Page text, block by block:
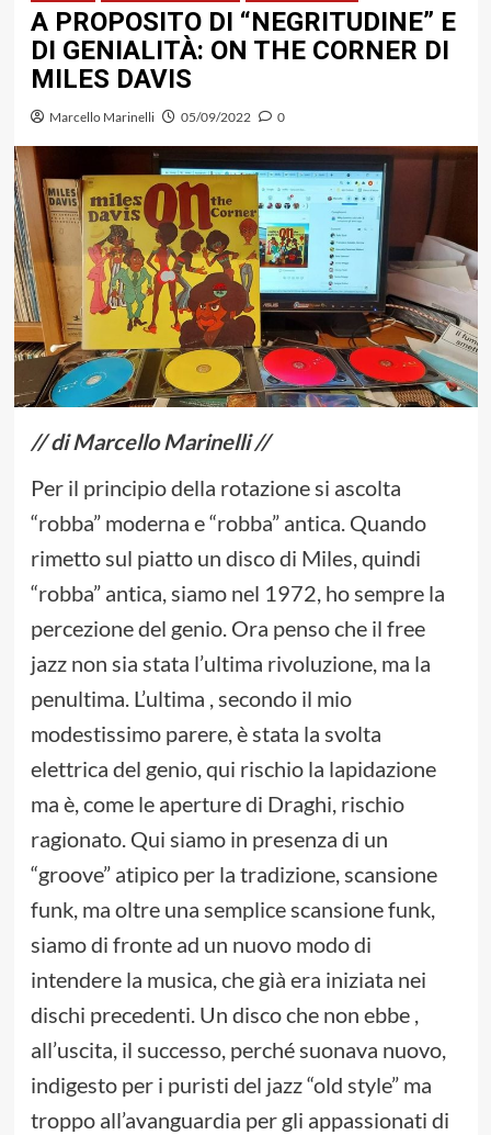
A PROPOSITO DI “NEGRITUDINE” E
DI GENIALITÀ: ON THE CORNER DI
MILES DAVIS
Marcello Marinelli 05/09/2022 0
// di Marcello Marinelli //
Per il principio della rotazione si ascolta
“robba” moderna e “robba” antica. Quando
rimetto sul piatto un disco di Miles, quindi
“robba” antica, siamo nel 1972, ho sempre la
percezione del genio. Ora penso che il free
jazz non sia stata l’ultima rivoluzione, ma la
penultima. L’ultima , secondo il mio
modestissimo parere, è stata la svolta
elettrica del genio, qui rischio la lapidazione
ma è, come le aperture di Draghi, rischio
ragionato. Qui siamo in presenza di un
“groove” atipico per la tradizione, scansione
funk, ma oltre una semplice scansione funk,
siamo di fronte ad un nuovo modo di
intendere la musica, che già era iniziata nei
dischi precedenti. Un disco che non ebbe ,
all’uscita, il successo, perché suonava nuovo,
indigesto per i puristi del jazz “old style” ma
troppo all’avanguardia per gli appassionati di